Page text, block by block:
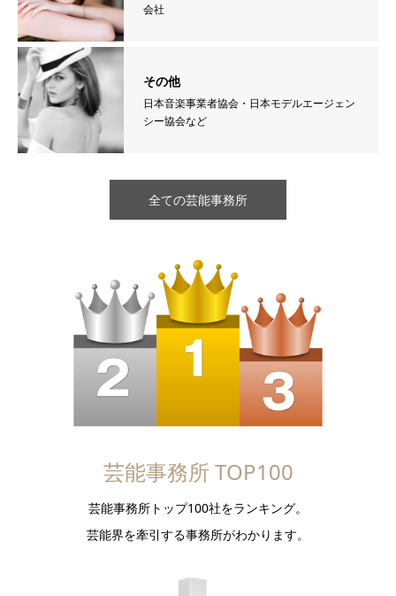
会社
その他
日本音楽事業者協会・日本モデルエージェン
シー協会など
全ての芸能事務所
芸能事務所 TOP100
芸能事務所トップ100社をランキング。
芸能界を牽引する事務所がわかります。